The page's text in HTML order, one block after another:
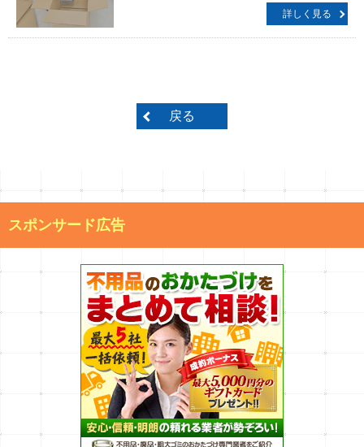
詳しく見る
戻る
スポンサード広告